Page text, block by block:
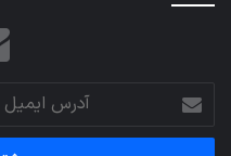
آدرس
ایمیل
خود